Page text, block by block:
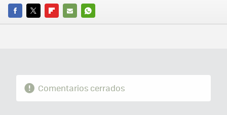
FACEBOOK
TWITTERFLIPBOARD
E-
WHATSAPP
Comentarios cerrados